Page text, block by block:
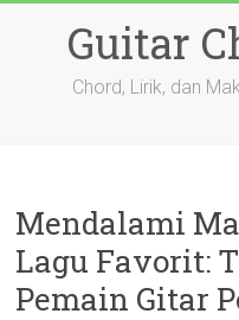
Guitar
Chord, Lirik, dan
Mendalami
Lagu Favorit:
Pemain Gitar